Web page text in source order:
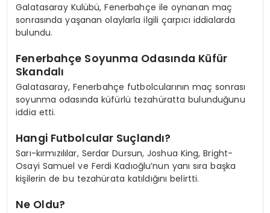
Galatasaray Kulübü, Fenerbahçe ile oynanan maç
sonrasında yaşanan olaylarla ilgili çarpıcı iddialarda
bulundu.
Fenerbahçe Soyunma Odasında Küfür
Skandalı
Galatasaray, Fenerbahçe futbolcularının maç sonrası
soyunma odasında küfürlü tezahüratta bulunduğunu
iddia etti.
Hangi Futbolcular Suçlandı?
Sarı-kırmızılılar, Serdar Dursun, Joshua King, Bright-
Osayi Samuel ve Ferdi Kadıoğlu’nun yanı sıra başka
kişilerin de bu tezahürata katıldığını belirtti.
Ne Oldu?